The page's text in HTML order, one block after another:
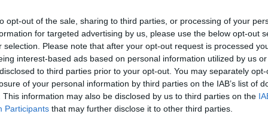
opt-out of the sale, sharing to third parties, or processing of your
for targeted advertising by us, please use the below opt-out
selection. Please note that after your opt-out request is processed
interest-based ads based on personal information utilized by us
to third parties prior to your opt-out. You may separately
of your personal information by third parties on the IAB’s list of
This information may also be disclosed by us to third parties on the
Participants that may further disclose it to other third parties.
Paulius Ratkevičius salotos silkė